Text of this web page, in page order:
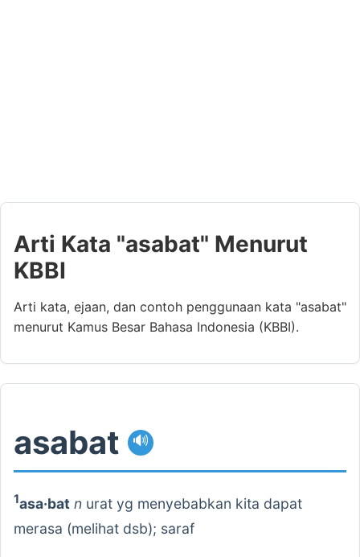
Arti Kata "asabat" Menurut
KBBI
Arti kata, ejaan, dan contoh penggunaan kata "asabat"
menurut Kamus Besar Bahasa Indonesia (KBBI).
asabat 🔊
1asa·bat n urat yg menyebabkan kita dapat
merasa (melihat dsb); saraf